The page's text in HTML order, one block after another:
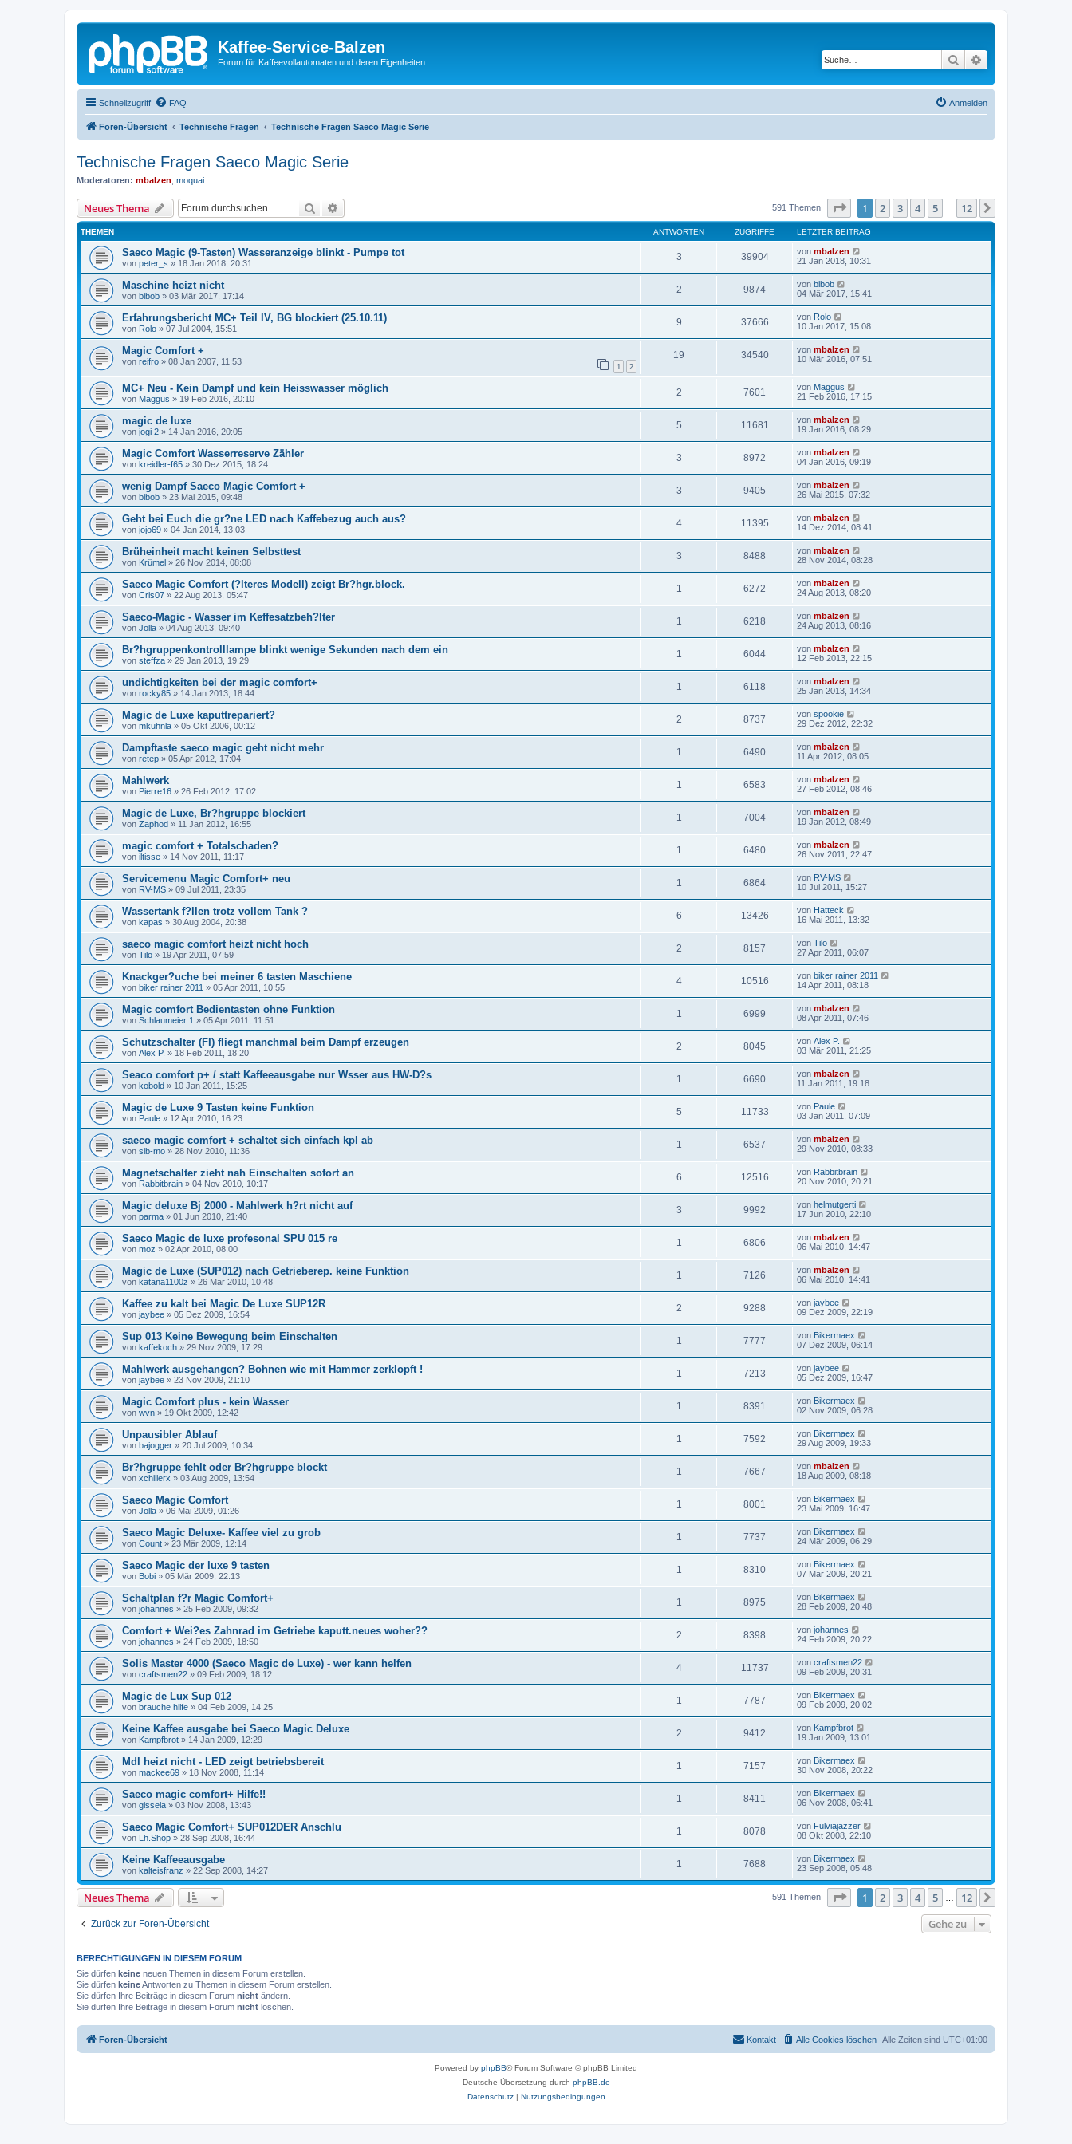
Kaffee-Service-Balzen
Forum für Kaffeevollautomaten und deren Eigenheiten Suche
Schnellzugriff FAQ Anmelden
Foren-Übersicht Technische Fragen Technische Fragen Saeco Magic Serie
Technische Fragen Saeco Magic Serie
Moderatoren: mbalzen moquai
Neues Thema Suche 591 Themen Seite von12
1 2 3 4 5 12
THEMEN ANTWORTEN ZUGRIFFE LETZTER BEITRAG
Saeco Magic (9-Tasten) Wasseranzeige blinkt - Pumpe tot
von peter_s » 18 Jan 2018, 20:31
3 39904 von mbalzen
21 Jan 2018, 10:31
Maschine heizt nicht
von bibob » 03 Mär 2017, 17:14
2 9874 von bibob
04 Mär 2017, 15:41
Erfahrungsbericht MC+ Teil IV, BG blockiert (25.10.11)
von Rolo » 07 Jul 2004, 15:51
9 37666 von Rolo
10 Jan 2017, 15:08
Magic Comfort +
von reifro » 08 Jan 2007, 11:53 1 2
19 34540 von mbalzen
10 Mär 2016, 07:51
MC+ Neu - Kein Dampf und kein Heisswasser möglich
von Maggus » 19 Feb 2016, 20:10
2 7601 von Maggus
21 Feb 2016, 17:15
magic de luxe
von jogi 2 » 14 Jan 2016, 20:05
5 11681 von mbalzen
19 Jan 2016, 08:29
Magic Comfort Wasserreserve Zähler
von kreidler-f65 » 30 Dez 2015, 18:24
3 8972 von mbalzen
04 Jan 2016, 09:19
wenig Dampf Saeco Magic Comfort +
von bibob » 23 Mai 2015, 09:48
3 9405 von mbalzen
26 Mai 2015, 07:32
Geht bei Euch die gr?ne LED nach Kaffebezug auch aus?
von jojo69 » 04 Jan 2014, 13:03
4 11395 von mbalzen
14 Dez 2014, 08:41
Brüheinheit macht keinen Selbsttest
von Krümel » 26 Nov 2014, 08:08
3 8488 von mbalzen
28 Nov 2014, 08:28
Saeco Magic Comfort (?lteres Modell) zeigt Br?hgr.block.
von Cris07 » 22 Aug 2013, 05:47
1 6272 von mbalzen
24 Aug 2013, 08:20
Saeco-Magic - Wasser im Keffesatzbeh?lter
von Jolla » 04 Aug 2013, 09:40
1 6218 von mbalzen
24 Aug 2013, 08:16
Br?hgruppenkontrolllampe blinkt wenige Sekunden nach dem ein
von steffza » 29 Jan 2013, 19:29
1 6044 von mbalzen
12 Feb 2013, 22:15
undichtigkeiten bei der magic comfort+
von rocky85 » 14 Jan 2013, 18:44
1 6118 von mbalzen
25 Jan 2013, 14:34
Magic de Luxe kaputtrepariert?
von mkuhnla » 05 Okt 2006, 00:12
2 8737 von spookie
29 Dez 2012, 22:32
Dampftaste saeco magic geht nicht mehr
von retep » 05 Apr 2012, 17:04
1 6490 von mbalzen
11 Apr 2012, 08:05
Mahlwerk
von Pierre16 » 26 Feb 2012, 17:02
1 6583 von mbalzen
27 Feb 2012, 08:46
Magic de Luxe, Br?hgruppe blockiert
von Zaphod » 11 Jan 2012, 16:55
1 7004 von mbalzen
19 Jan 2012, 08:49
magic comfort + Totalschaden?
von iltisse » 14 Nov 2011, 11:17
1 6480 von mbalzen
26 Nov 2011, 22:47
Servicemenu Magic Comfort+ neu
von RV-MS » 09 Jul 2011, 23:35
1 6864 von RV-MS
10 Jul 2011, 15:27
Wassertank f?llen trotz vollem Tank ?
von kapas » 30 Aug 2004, 20:38
6 13426 von Hatteck
16 Mai 2011, 13:32
saeco magic comfort heizt nicht hoch
von Tilo » 19 Apr 2011, 07:59
2 8157 von Tilo
27 Apr 2011, 06:07
Knackger?uche bei meiner 6 tasten Maschiene
von biker rainer 2011 » 05 Apr 2011, 10:55
4 10516 von biker rainer 2011
14 Apr 2011, 08:18
Magic comfort Bedientasten ohne Funktion
von Schlaumeier 1 » 05 Apr 2011, 11:51
1 6999 von mbalzen
08 Apr 2011, 07:46
Schutzschalter (FI) fliegt manchmal beim Dampf erzeugen
von Alex P. » 18 Feb 2011, 18:20
2 8045 von Alex P.
03 Mär 2011, 21:25
Seaco comfort p+ / statt Kaffeeausgabe nur Wsser aus HW-D?s
von kobold » 10 Jan 2011, 15:25
1 6690 von mbalzen
11 Jan 2011, 19:18
Magic de Luxe 9 Tasten keine Funktion
von Paule » 12 Apr 2010, 16:23
5 11733 von Paule
03 Jan 2011, 07:09
saeco magic comfort + schaltet sich einfach kpl ab
von sib-mo » 28 Nov 2010, 11:36
1 6537 von mbalzen
29 Nov 2010, 08:33
Magnetschalter zieht nah Einschalten sofort an
von Rabbitbrain » 04 Nov 2010, 10:17
6 12516 von Rabbitbrain
20 Nov 2010, 20:21
Magic deluxe Bj 2000 - Mahlwerk h?rt nicht auf
von parma » 01 Jun 2010, 21:40
3 9992 von helmutgerti
17 Jun 2010, 22:10
Saeco Magic de luxe profesonal SPU 015 re
von moz » 02 Apr 2010, 08:00
1 6806 von mbalzen
06 Mai 2010, 14:47
Magic de Luxe (SUP012) nach Getrieberep. keine Funktion
von katana1100z » 26 Mär 2010, 10:48
1 7126 von mbalzen
06 Mai 2010, 14:41
Kaffee zu kalt bei Magic De Luxe SUP12R
von jaybee » 05 Dez 2009, 16:54
2 9288 von jaybee
09 Dez 2009, 22:19
Sup 013 Keine Bewegung beim Einschalten
von kaffekoch » 29 Nov 2009, 17:29
1 7777 von Bikermaex
07 Dez 2009, 06:14
Mahlwerk ausgehangen? Bohnen wie mit Hammer zerklopft !
von jaybee » 23 Nov 2009, 21:10
1 7213 von jaybee
05 Dez 2009, 16:47
Magic Comfort plus - kein Wasser
von wvn » 19 Okt 2009, 12:42
1 8391 von Bikermaex
02 Nov 2009, 06:28
Unpausibler Ablauf
von bajogger » 20 Jul 2009, 10:34
1 7592 von Bikermaex
29 Aug 2009, 19:33
Br?hgruppe fehlt oder Br?hgruppe blockt
von xchillerx » 03 Aug 2009, 13:54
1 7667 von mbalzen
18 Aug 2009, 08:18
Saeco Magic Comfort
von Jolla » 06 Mai 2009, 01:26
1 8001 von Bikermaex
23 Mai 2009, 16:47
Saeco Magic Deluxe- Kaffee viel zu grob
von Count » 23 Mär 2009, 12:14
1 7737 von Bikermaex
24 Mär 2009, 06:29
Saeco Magic der luxe 9 tasten
von Bobi » 05 Mär 2009, 22:13
1 8310 von Bikermaex
07 Mär 2009, 20:21
Schaltplan f?r Magic Comfort+
von johannes » 25 Feb 2009, 09:32
1 8975 von Bikermaex
28 Feb 2009, 20:48
Comfort + Wei?es Zahnrad im Getriebe kaputt.neues woher??
von johannes » 24 Feb 2009, 18:50
2 8398 von johannes
24 Feb 2009, 20:22
Solis Master 4000 (Saeco Magic de Luxe) - wer kann helfen
von craftsmen22 » 09 Feb 2009, 18:12
4 11737 von craftsmen22
09 Feb 2009, 20:31
Magic de Lux Sup 012
von brauche hilfe » 04 Feb 2009, 14:25
1 7787 von Bikermaex
09 Feb 2009, 20:02
Keine Kaffee ausgabe bei Saeco Magic Deluxe
von Kampfbrot » 14 Jan 2009, 12:29
2 9412 von Kampfbrot
19 Jan 2009, 13:01
Mdl heizt nicht - LED zeigt betriebsbereit
von mackee69 » 18 Nov 2008, 11:14
1 7157 von Bikermaex
30 Nov 2008, 20:22
Saeco magic comfort+ Hilfe!!
von gissela » 03 Nov 2008, 13:43
1 8411 von Bikermaex
06 Nov 2008, 06:41
Saeco Magic Comfort+ SUP012DER Anschlu
von Lh.Shop » 28 Sep 2008, 16:44
1 8078 von Fulviajazzer
08 Okt 2008, 22:10
Keine Kaffeeausgabe
von kalteisfranz » 22 Sep 2008, 14:27
1 7688 von Bikermaex
23 Sep 2008, 05:48
Neues Thema 591 Themen Seite von12
1 2 3 4 5 12
Zurück zur Foren-Übersicht Gehe zu
BERECHTIGUNGEN IN DIESEM FORUM
Sie dürfen keine neuen Themen in diesem Forum erstellen.
Sie dürfen keineAntworten zu Themen in diesem Forum erstellen.
Sie dürfen Ihre Beiträge in diesem Forum nicht ändern.
Sie dürfen Ihre Beiträge in diesem Forum nicht löschen.
Foren-Übersicht Alle Zeiten sind UTC+01:00
Alle Cookies löschen
Kontakt
Powered by phpBB® Forum Software © phpBB Limited
Deutsche Übersetzung durch phpBB.de
Datenschutz| Nutzungsbedingungen